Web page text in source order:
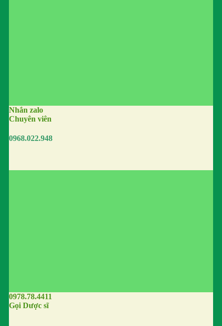
Nhắn zalo
Chuyên viên
0968.022.948
0978.78.4411
Gọi Dược sĩ